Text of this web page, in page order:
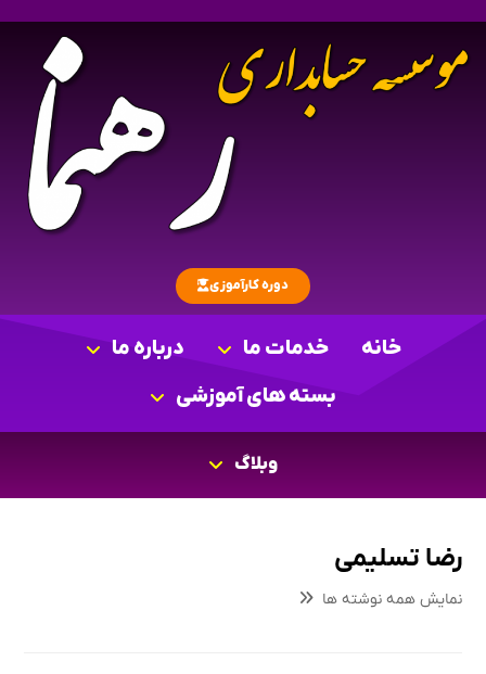
دوره کارآموزی
خانه خدمات ما
درباره ما
بسته های آموزشی
وبلاگ
رضا تسلیمی
نمایش همه نوشته ها